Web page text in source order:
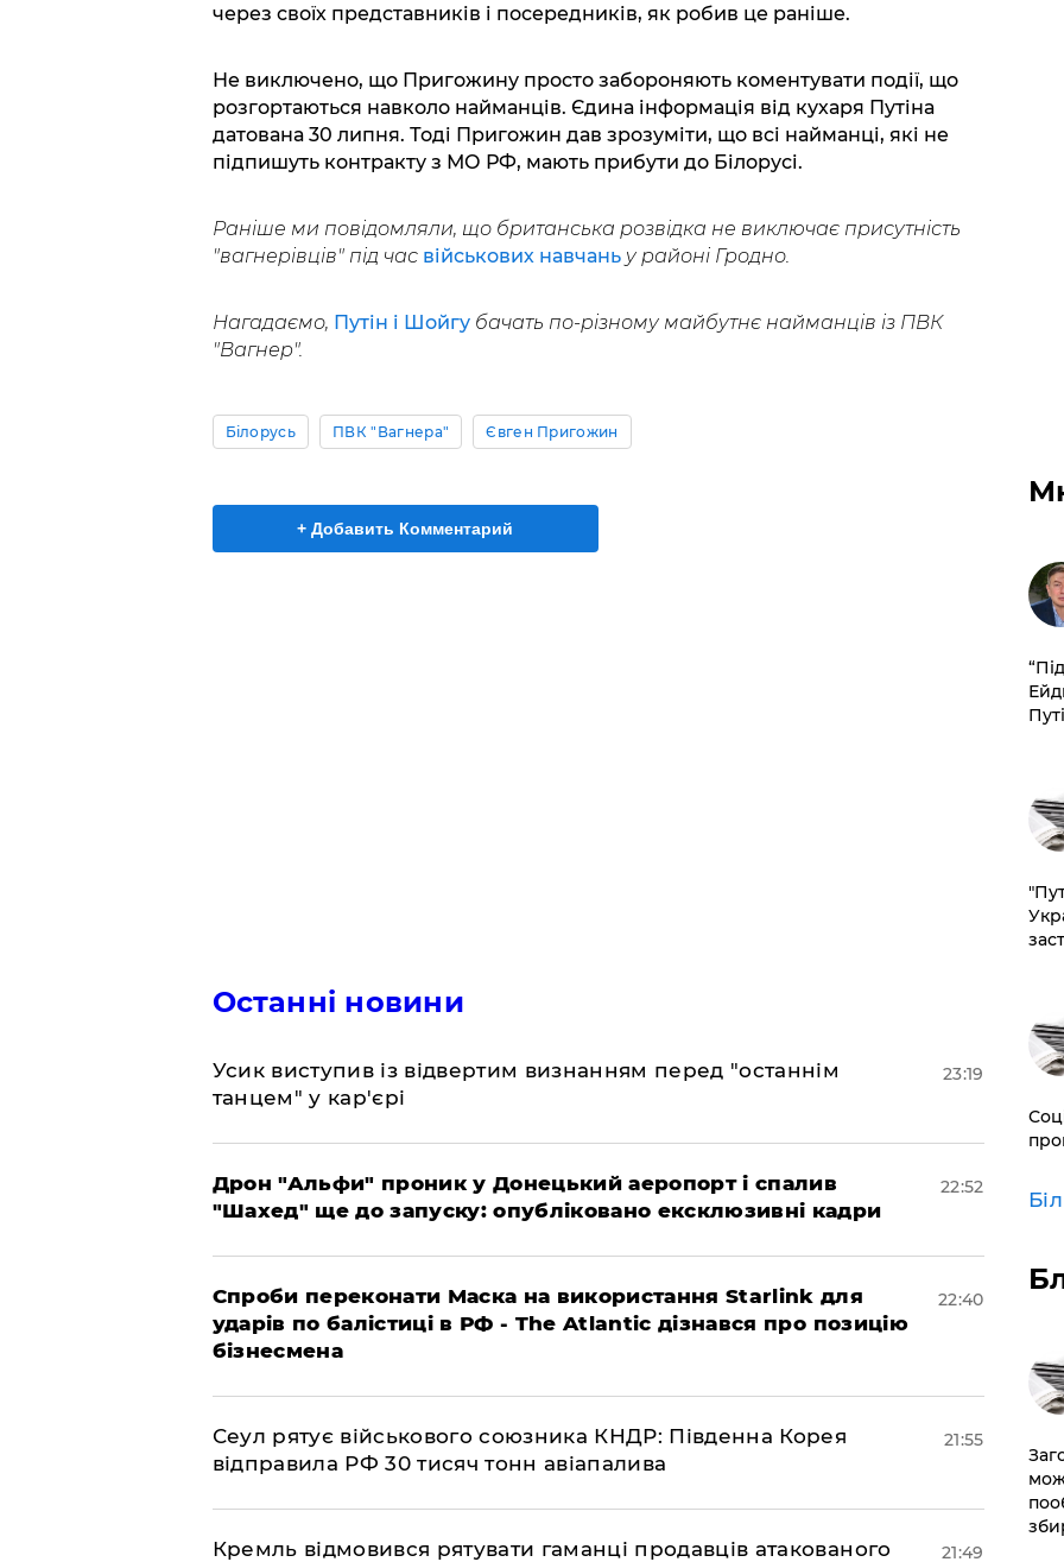
через своїх представників і посередників, як робив це раніше.
Не виключено, що Пригожину просто забороняють коментувати події, що
розгортаються навколо найманців. Єдина інформація від кухаря Путіна
датована 30 липня. Тоді Пригожин дав зрозуміти, що всі найманці, які не
підпишуть контракту з МО РФ, мають прибути до Білорусі.
Раніше ми повідомляли, що британська розвідка не виключає присутність
"вагнерівців" під час військових навчаньу районі Гродно.
Нагадаємо, Путін і Шойгубачать по-різному майбутнє найманців із ПВК
"Вагнер".
Білорусь ПВК "Вагнера" Євген Пригожин
+ Добавить Комментарий
Останні новини
​Усик виступив із відвертим визнанням перед "останнім
танцем" у кар'єрі
23:19
​Дрон "Альфи" проник у Донецький аеропорт і спалив
"Шахед" ще до запуску: опубліковано ексклюзивні кадри
22:52
​Спроби переконати Маска на використання Starlink для
ударів по балістиці в РФ - The Atlantic дізнався про позицію
бізнесмена
22:40
​Сеул рятує військового союзника КНДР: Південна Корея
відправила РФ 30 тисяч тонн авіапалива
21:55
​Кремль відмовився рятувати гаманці продавців атакованого 21:49